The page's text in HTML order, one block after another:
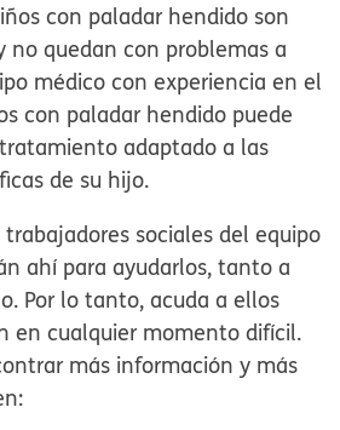
con paladar hendido son
quedan con problemas a
médico con experiencia en el
con paladar hendido puede
adaptado a las
de su hijo.
trabajadores sociales del equipo
ahí para ayudarlos, tanto a
Por lo tanto, acuda a ellos
en cualquier momento difícil.
más información y más